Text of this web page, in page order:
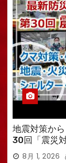
地震対策か
30回「震災
えるTV・高
8月 1, 2026